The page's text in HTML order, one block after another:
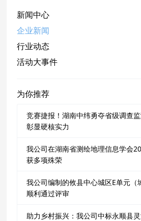
新闻中心
企业新闻
行业动态
活动大事件
为你推荐
竞赛捷报！湖南中纬勇夺省级调查
彰显硬核实力
我公司在湖南省测绘地理信息学会
获多项殊荣
我公司编制的攸县中心城区E单元（
顺利通过评审
助力乡村振兴：我公司中标永顺县